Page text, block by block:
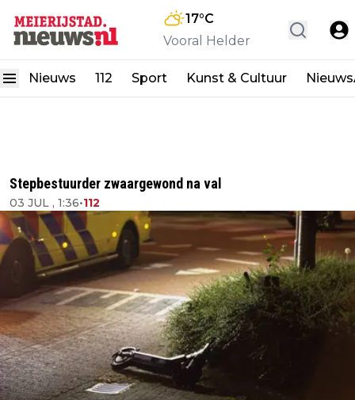
17°C
Vooral Helder
Nieuws 112 Sport Kunst & Cultuur
Stepbestuurder zwaargewond na val
03 JUL , 1:36•112